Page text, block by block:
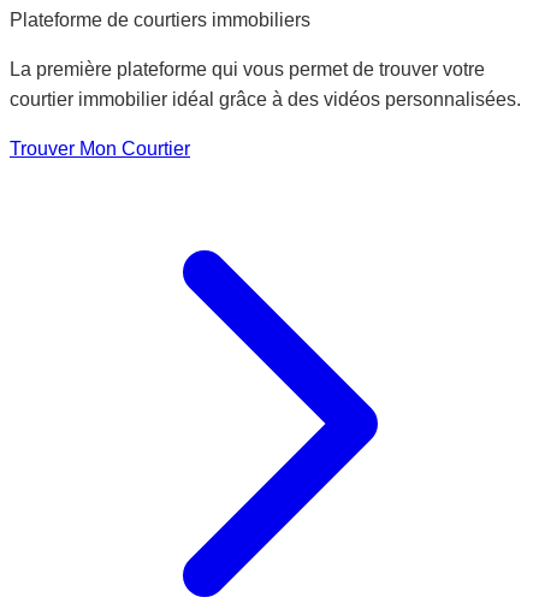
Plateforme de courtiers immobiliers
La première plateforme qui vous permet de trouver votre
courtier immobilier idéal grâce à des vidéos personnalisées.
Trouver Mon Courtier